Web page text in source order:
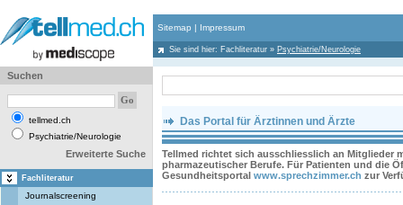
Sitemap | Impressum
Sie sind hier: Fachliteratur » Psychiatrie/Neurologie
Suchen
tellmed.ch
Psychiatrie/Neurologie
Erweiterte Suche
Fachliteratur
Journalscreening
Das Portal für Ärztinnen und Ärzte
Tellmed richtet sich ausschliesslich an Mitglieder
pharmazeutischer Berufe. Für Patienten und die
Gesundheitsportal www.sprechzimmer.ch zur